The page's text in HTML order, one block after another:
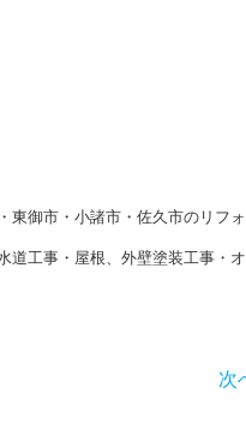
御市・小諸市・佐久市のリフ
工事・屋根、外壁塗装工事・
次